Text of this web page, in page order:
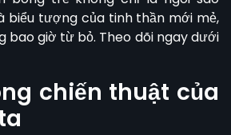
biểu tượng của tinh thần mới mẻ,
bao giờ từ bỏ. Theo dõi ngay dưới
chiến thuật của